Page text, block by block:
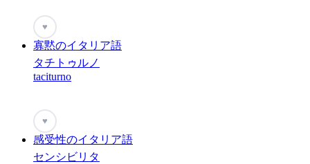
♥
寡黙のイタリア語
タチトゥルノ
taciturno
♥
感受性のイタリア語
センシビリタ